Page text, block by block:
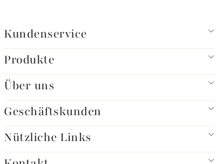
Kundenservice
Produkte
Über uns
Geschäftskunden
Nützliche Links